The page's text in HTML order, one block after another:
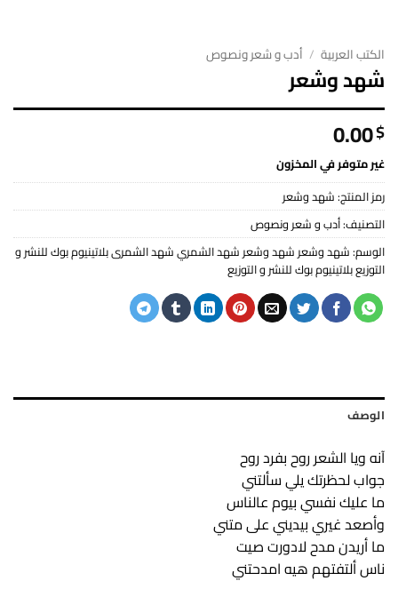
الكتب العربية / أدب و شعر ونصوص
شهد وشعر
0.00$
غير متوفر في المخزون
رمز المنتج:شهد وشعر
التصنيف:أدب و شعر ونصوص
الوسم:شهد وشعر شهد وشعر شهد الشمري شهد الشمرى بلاتينيوم بوك للنشر و
التوزيع بلاتينيوم بوك للنشر و التوزيع
الوصف
آنه ويا الشعر روح بفرد روح
جواب لحظرتك يلي سألتني
ما عليك نفسي بيوم عالناس
وأصعد غيري بيديني على متني
ما أريدن مدح لادورت صيت
ناس ألتفتهم هيه امدحتني